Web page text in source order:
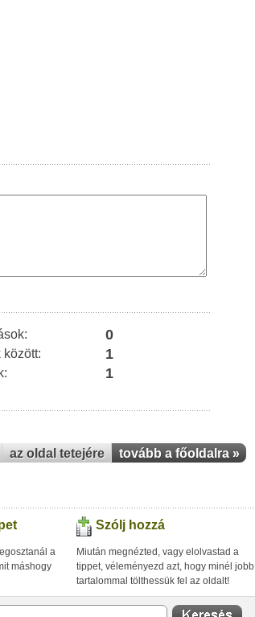
0
között: 1
1
az oldal tetejére tovább a főoldalra »
a
máshogy
Szólj hozzá
Miután megnézted, vagy elolvastad a
tippet, véleményezd azt, hogy minél jobb
tartalommal tölthessük fel az oldalt!